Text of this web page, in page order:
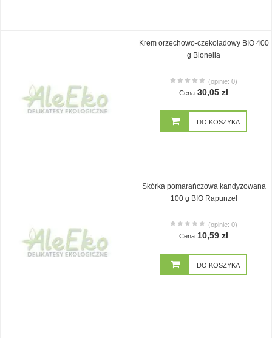
Krem orzechowo-czekoladowy BIO 400
g Bionella
(opinie: 0)
Cena 30,05 zł
DO KOSZYKA
Skórka pomarańczowa kandyzowana
100 g BIO Rapunzel
(opinie: 0)
Cena 10,59 zł
DO KOSZYKA